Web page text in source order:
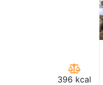
396 kcal